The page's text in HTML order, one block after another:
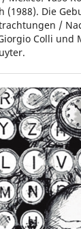
(1988). Die
/
Colli und